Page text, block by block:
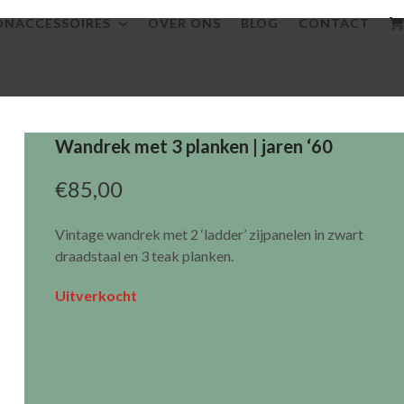
OVER ONS BLOG CONTACT
Wandrek met 3 planken | jaren ‘60
€85,00
Vintage wandrek met 2 ‘ladder’ zijpanelen in zwart
draadstaal en 3 teak planken.
Uitverkocht